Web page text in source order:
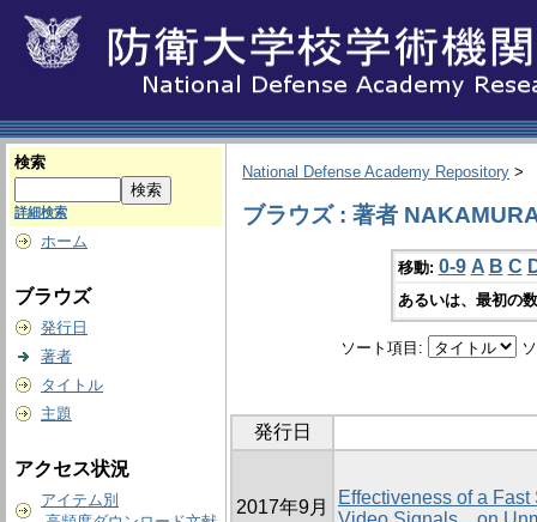
検索
詳細検索
ホーム
ブラウズ
発行日
著者
タイトル
主題
アクセス状況
アイテム別
National Defense Academy Repository >
ブラウズ : 著者
移動: 0-9 A B C
あるいは、最初の
ソート項目:
発行日
2017年9月
Effectiveness of a